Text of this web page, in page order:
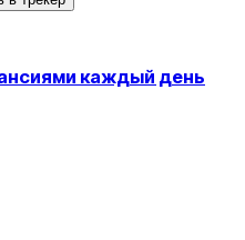
каждый день